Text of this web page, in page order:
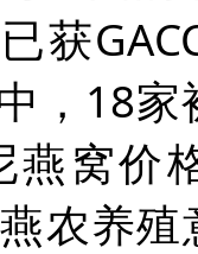
获
，18
燕窝价
农养